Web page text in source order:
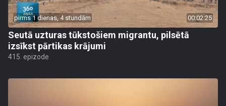
pirms 1 dienas, 4 stundām 00:02:25
Seutā uzturas tūkstošiem migrantu, pilsētā
izsīkst pārtikas krājumi
415. epizode